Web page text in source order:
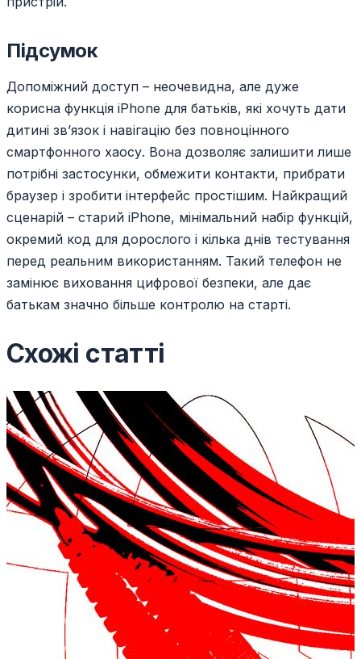
Підсумок
Допоміжний доступ – неочевидна, але дуже
корисна функція iPhone для батьків, які хочуть дати
дитині зв’язок і навігацію без повноцінного
смартфонного хаосу. Вона дозволяє залишити лише
потрібні застосунки, обмежити контакти, прибрати
браузер і зробити інтерфейс простішим. Найкращий
сценарій – старий iPhone, мінімальний набір функцій,
окремий код для дорослого і кілька днів тестування
перед реальним використанням. Такий телефон не
замінює виховання цифрової безпеки, але дає
батькам значно більше контролю на старті.
Схожі статті